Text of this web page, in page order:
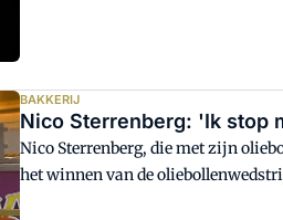
BAKKERIJ
Nico Sterrenberg: 'Ik stop
Nico Sterrenberg, die met zijn
het winnen van de